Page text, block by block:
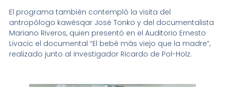
El programa también contempló la visita del
antropólogo kawésqar José Tonko y del documentalista
Mariano Riveros, quien presentó en el Auditorio Ernesto
Livacic el documental “El bebé más viejo que la madre”,
realizado junto al investigador Ricardo de Pol-Holz.